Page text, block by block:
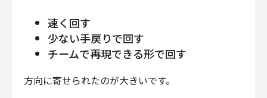
速く回す
少ない手戻りで回す
チームで再現できる形で回す
方向に寄せられたのが大きいです。